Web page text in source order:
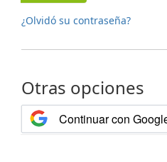
¿Olvidó su contraseña?
Otras opciones
Continuar con